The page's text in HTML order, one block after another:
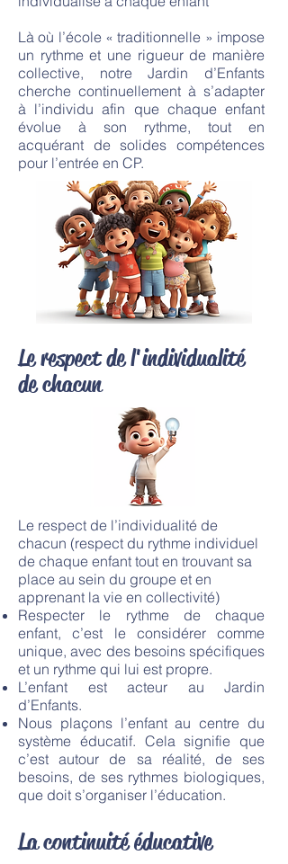
Là où l’école « traditionnelle » impose
un rythme et une rigueur de manière
collective, notre Jardin d’Enfants
cherche continuellement à s’adapter
à l’individu afin que chaque enfant
évolue à son rythme, tout en
acquérant de solides compétences
pour l’entrée en CP.
Le respect de l'individualité
de chacun
Le respect de l’individualité de
chacun (respect du rythme individuel
de chaque enfant tout en trouvant sa
place au sein du groupe et en
apprenant la vie en collectivité)
Respecter le rythme de chaque
enfant, c’est le considérer comme
unique, avec des besoins spécifiques
et un rythme qui lui est propre.
L’enfant est acteur au Jardin
d’Enfants.
Nous plaçons l’enfant au centre du
système éducatif. Cela signifie que
c’est autour de sa réalité, de ses
besoins, de ses rythmes biologiques,
que doit s’organiser l’éducation.
La continuité éducative